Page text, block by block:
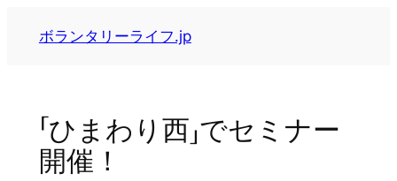
ボランタリーライフ.jp
「ひまわり西」でセミナー
開催！